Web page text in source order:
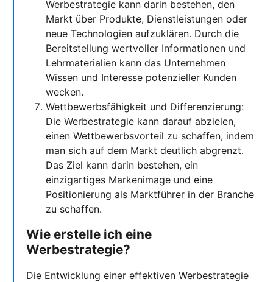
Werbestrategie kann darin bestehen, den
Markt über Produkte, Dienstleistungen oder
neue Technologien aufzuklären. Durch die
Bereitstellung wertvoller Informationen und
Lehrmaterialien kann das Unternehmen
Wissen und Interesse potenzieller Kunden
wecken.
Wettbewerbsfähigkeit und Differenzierung:
Die Werbestrategie kann darauf abzielen,
einen Wettbewerbsvorteil zu schaffen, indem
man sich auf dem Markt deutlich abgrenzt.
Das Ziel kann darin bestehen, ein
einzigartiges Markenimage und eine
Positionierung als Marktführer in der Branche
zu schaffen.
Wie erstelle ich eine
Werbestrategie?
Die Entwicklung einer effektiven Werbestrategie